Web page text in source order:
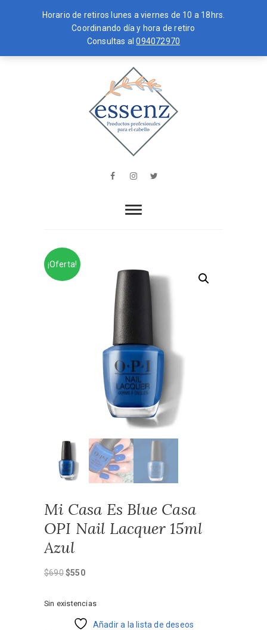
Horario de retiros lunes a viernes de 10 a 18hrs.
Coordinando día y hora de retiro
Consultas al094072970
to
essenz
EL CABELLO
FacebookInstagram
¡Oferta!
Mi Casa Es Blue Casa
OPI Nail Lacquer 15ml
Azul
$690El
$690.
$550El
$550.
Sin existencias
Añadir a la lista de deseos